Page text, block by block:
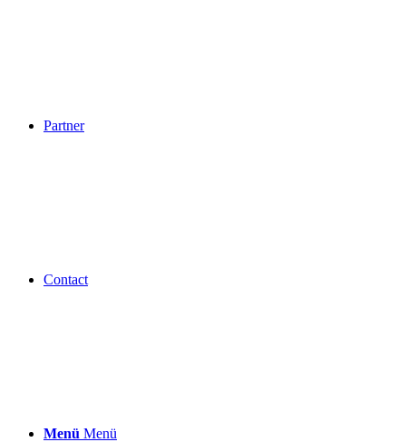
Partner
Contact
Menü Menü